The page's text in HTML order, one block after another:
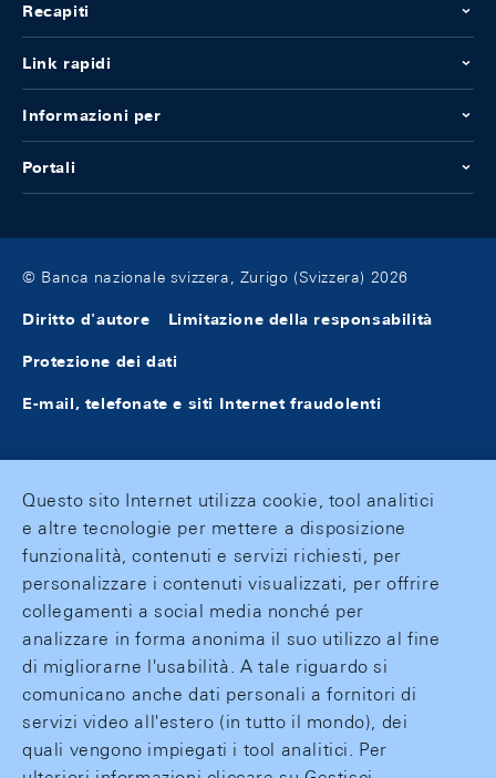
Recapiti
Link rapidi
Informazioni per
Portali
© Banca nazionale svizzera, Zurigo (Svizzera) 2026
Diritto d'autore Limitazione della responsabilità
Protezione dei dati
E-mail, telefonate e siti Internet fraudolenti
Questo sito Internet utilizza cookie, tool analitici
e altre tecnologie per mettere a disposizione
funzionalità, contenuti e servizi richiesti, per
personalizzare i contenuti visualizzati, per offrire
collegamenti a social media nonché per
analizzare in forma anonima il suo utilizzo al fine
di migliorarne l'usabilità. A tale riguardo si
comunicano anche dati personali a fornitori di
servizi video all'estero (in tutto il mondo), dei
quali vengono impiegati i tool analitici. Per